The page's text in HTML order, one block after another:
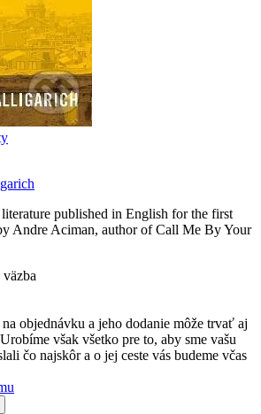
published in English for the first
Andre Aciman, author of Call Me By Your
objednávku a jeho dodanie môže trvať aj
však všetko pre to, aby sme vašu
čo najskôr a o jej ceste vás budeme včas